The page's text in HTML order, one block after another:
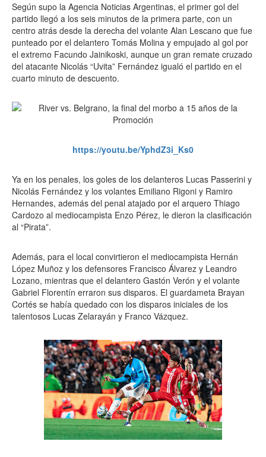
Según supo la Agencia Noticias Argentinas, el primer gol del
partido llegó a los seis minutos de la primera parte, con un
centro atrás desde la derecha del volante Alan Lescano que fue
punteado por el delantero Tomás Molina y empujado al gol por
el extremo Facundo Jainikoski, aunque un gran remate cruzado
del atacante Nicolás “Uvita” Fernández igualó el partido en el
cuarto minuto de descuento.
https://youtu.be/YphdZ3i_Ks0
Ya en los penales, los goles de los delanteros Lucas Passerini y
Nicolás Fernández y los volantes Emiliano Rigoni y Ramiro
Hernandes, además del penal atajado por el arquero Thiago
Cardozo al mediocampista Enzo Pérez, le dieron la clasificación
al “Pirata”.
Además, para el local convirtieron el mediocampista Hernán
López Muñoz y los defensores Francisco Álvarez y Leandro
Lozano, mientras que el delantero Gastón Verón y el volante
Gabriel Florentín erraron sus disparos. El guardameta Brayan
Cortés se había quedado con los disparos iniciales de los
talentosos Lucas Zelarayán y Franco Vázquez.